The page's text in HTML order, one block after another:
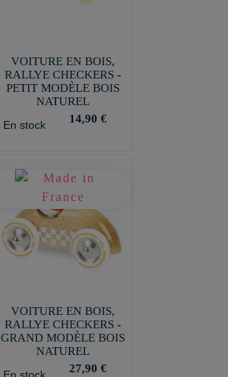
VOITURE EN BOIS,
RALLYE CHECKERS -
PETIT MODÈLE BOIS
NATUREL
En stock
14,90 €
VOITURE EN BOIS,
RALLYE CHECKERS -
GRAND MODÈLE BOIS
NATUREL
27,90 €